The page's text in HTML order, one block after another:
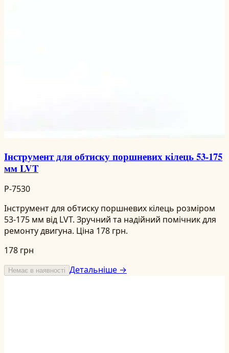
Інструмент для обтиску поршневих кілець 53-175
мм LVT
P-7530
Інструмент для обтиску поршневих кілець розміром
53-175 мм від LVT. Зручний та надійний помічник для
ремонту двигуна. Ціна 178 грн.
178 грн
Немає в наявності Детальніше →